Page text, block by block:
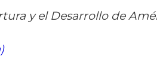
y el Desarrollo de